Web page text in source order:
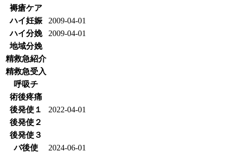
褥瘡ケア
ハイ妊娠
2009-04-01
ハイ分娩
2009-04-01
地域分娩
精救急紹介
精救急受入
呼吸チ
術後疼痛
後発使１
2022-04-01
後発使２
後発使３
バ後使
2024-06-01